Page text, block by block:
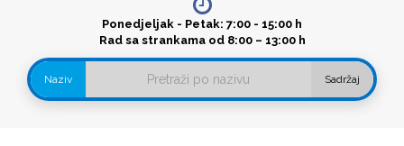
Ponedjeljak - Petak: 7:00 - 15:00 h
Rad sa strankama od 8:00 – 13:00 h
Naziv Sadržaj